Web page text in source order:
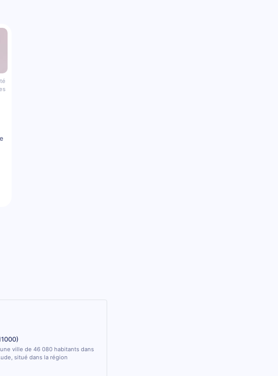
ville de 46 080 habitants dans
situé dans la région